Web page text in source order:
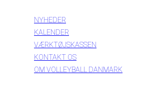
NYHEDER
KALENDER
VÆRKTØJSKASSEN
KONTAKT OS
OM VOLLEYBALL DANMARK